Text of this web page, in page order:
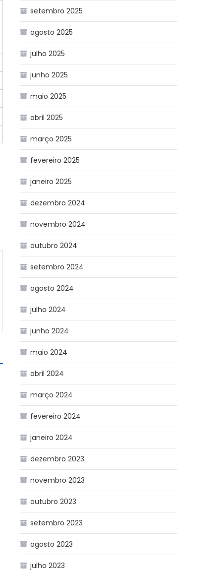
setembro 2025
agosto 2025
julho 2025
junho 2025
maio 2025
abril 2025
março 2025
fevereiro 2025
janeiro 2025
dezembro 2024
novembro 2024
outubro 2024
setembro 2024
agosto 2024
julho 2024
junho 2024
maio 2024
abril 2024
março 2024
fevereiro 2024
janeiro 2024
dezembro 2023
novembro 2023
outubro 2023
setembro 2023
agosto 2023
julho 2023